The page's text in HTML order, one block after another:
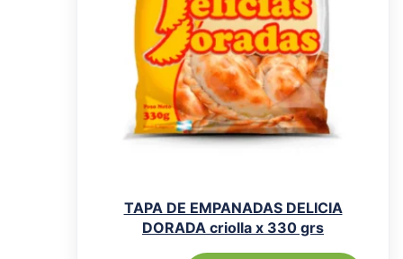
TAPA DE EMPANADAS DELICIA
DORADA criolla x 330 grs